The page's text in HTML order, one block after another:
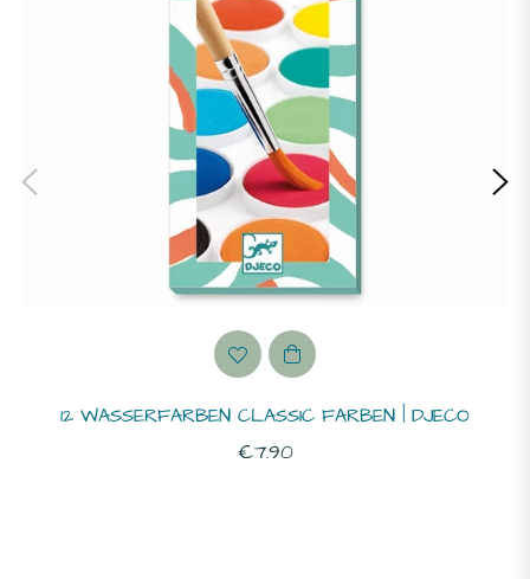
12 WASSERFARBEN CLASSIC FARBEN | DJECO
Normaler
€7.90